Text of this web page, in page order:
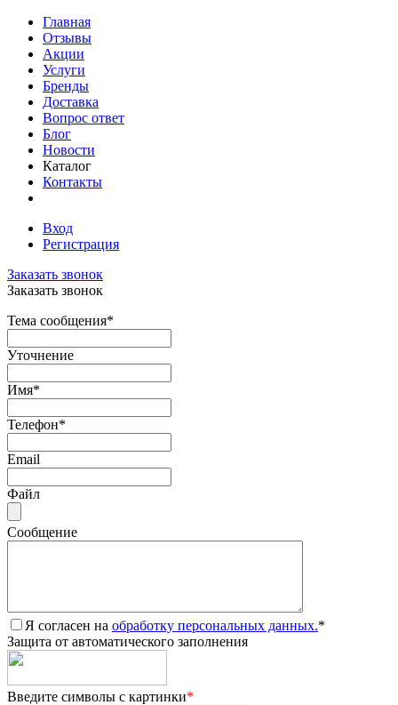
Главная
Отзывы
Акции
Услуги
Бренды
Доставка
Вопрос ответ
Блог
Новости
Каталог
Контакты
Вход
Регистрация
Заказать звонок
Заказать звонок
Тема сообщения*
Уточнение
Имя*
Телефон*
Email
Файл
Сообщение
Я согласен на обработку персональных данных.*
Защита от автоматического заполнения
Введите символы с картинки*